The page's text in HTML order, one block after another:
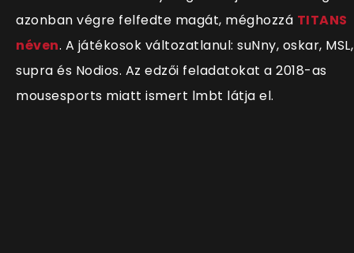
azonban végre felfedte magát, méghozzá TITANS
néven. A játékosok változatlanul: suNny, oskar, MSL,
supra és Nodios. Az edzői feladatokat a 2018-as
mousesports miatt ismert lmbt látja el.